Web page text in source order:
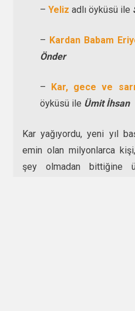
– Yeliz adlı öyküsü ile
– Kardan Babam
Önder
– Kar, gece ve
öyküsü ile Ümit İhsan
Kar yağıyordu, yeni yıl
emin olan milyonlarca
şey olmadan bittiğine